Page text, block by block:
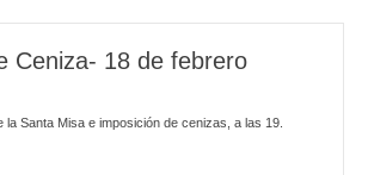
Ceniza- 18 de febrero
la Santa Misa e imposición de cenizas, a las 19.